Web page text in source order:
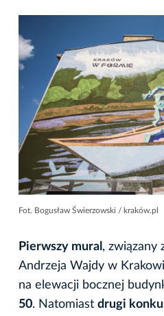
Fot. Bogusław Świerzowski / kraków.pl
Pierwszy mural , związany
Andrzeja Wajdy w
na elewacji bocznej
50. Natomiast drugi